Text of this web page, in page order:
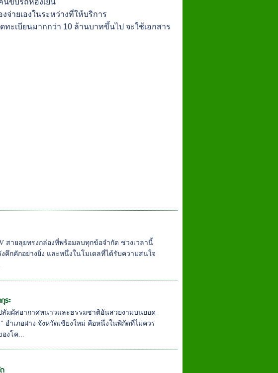
นขับรถห้องเย็น
ายเองในระหว่างที่ให้บริการ
เบียนมากกว่า 10 ล้านบาทขึ้นไป จะใช้เอกสาร
สายลุยทรงกล่องที่พร้อมลบทุกข้อจำกัด ช่วงเวลานี้
คึกคักอย่างยิ่ง และหนึ่งในโมเดลที่ได้รับความสนใจ
ระ
มผัสอากาศหนาวและธรรมชาติอันสวยงามบนยอด
อำเภอฝาง จังหวัดเชียงใหม่ คือหนึ่งในพิกัดที่ไม่ควร
งโค...